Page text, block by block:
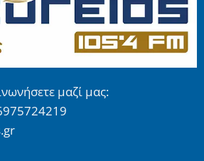
μαζί μας: